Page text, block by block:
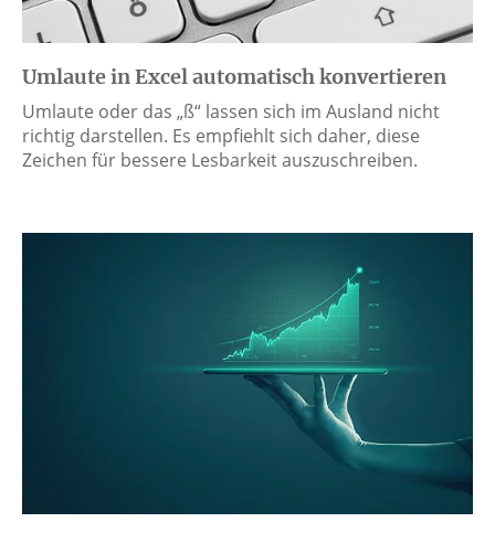
Umlaute in Excel automatisch konvertieren
Umlaute oder das „ß“ lassen sich im Ausland nicht
richtig darstellen. Es empfiehlt sich daher, diese
Zeichen für bessere Lesbarkeit auszuschreiben.